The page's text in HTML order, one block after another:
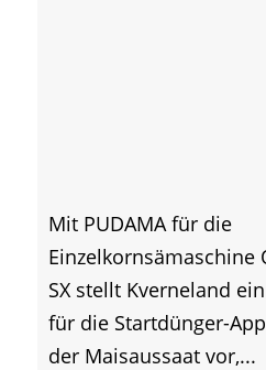
Mit PUDAMA für die
Einzelkornsämaschine
SX stellt Kverneland
für die Startdünger-
der Maisaussaat vor,...